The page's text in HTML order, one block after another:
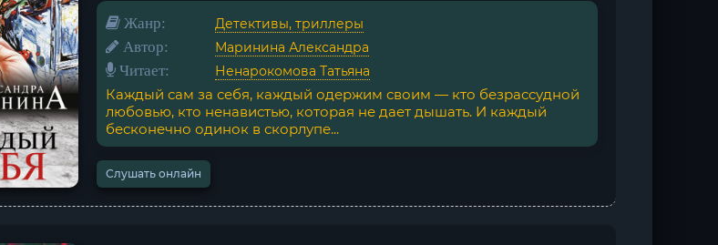
Жанр: Детективы, триллеры
Автор: Маринина Александра
Читает: Ненарокомова Татьяна
Каждый сам за себя, каждый одержим своим — кто безрассудной
любовью, кто ненавистью, которая не дает дышать. И каждый
бесконечно одинок в скорлупе...
Слушать онлайн